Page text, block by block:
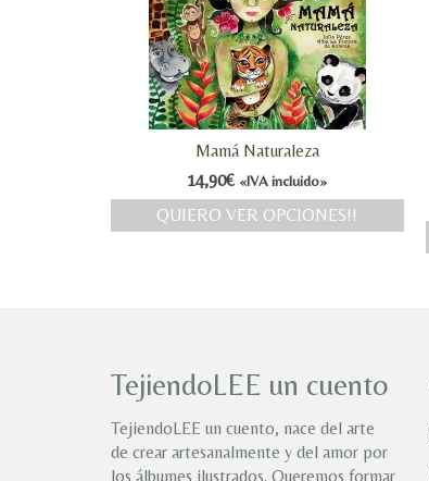
Mamá Naturaleza
14,90€ «IVA incluido»
QUIERO VER OPCIONES!!
TejiendoLEE un cuento
TejiendoLEE un cuento, nace del arte
de crear artesanalmente y del amor por
los álbumes ilustrados. Queremos formar